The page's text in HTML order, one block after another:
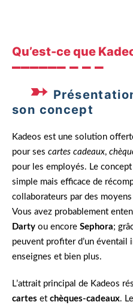
Qu’est-ce que
son concept
Kadeos est une solution
pour ses cartes cadeaux,
pour les employés. Le
simple mais efficace de
collaborateurs par des
Vous avez probablement
Darty ou encore Sephora;
peuvent profiter d’un éventail
enseignes et bien plus.
L’attrait principal de Kadeos
cartes et chèques-cadeaux.